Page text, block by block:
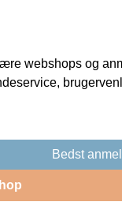
webshops og
Bedst